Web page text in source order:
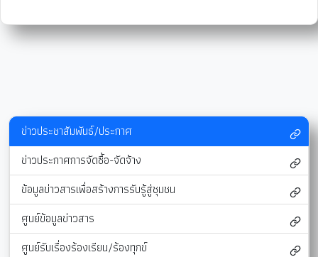
ข่าวประชาสัมพันธ์/ประกาศ
ข่าวประกาศการจัดซื้อ-จัดจ้าง
ข้อมูลข่าวสารเพื่อสร้างการรับรู้สู่ชุมชน
ศูนย์ข้อมูลข่าวสาร
ศูนย์รับเรื่องร้องเรียน/ร้องทุกข์